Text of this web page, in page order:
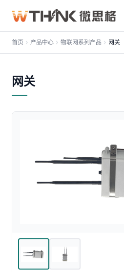
首页 chevron_right 产品中心 chevron_right 物联网系列产品 chevron_right 网关
网关